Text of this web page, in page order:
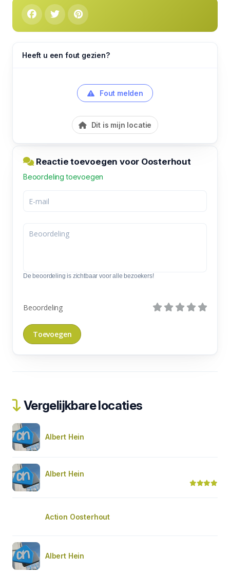
Heeft u een fout gezien?
Fout melden
Dit is mijn locatie
Reactie toevoegen voor Oosterhout
Beoordeling toevoegen
De beoordeling is zichtbaar voor alle bezoekers!
Beoordeling
Vergelijkbare locaties
Albert Hein
Albert Hein
Action Oosterhout
Albert Hein